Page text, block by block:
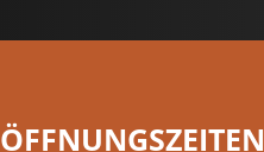
ÖFFNUNGSZEITEN